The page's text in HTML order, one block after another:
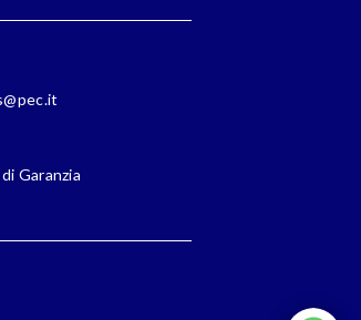
Garanzia